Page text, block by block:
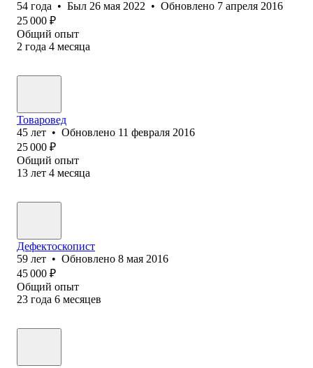
54 года • Был 26 мая 2022 • Обновлено 7 апреля 2016
25 000 ₽
Общий опыт
2 года 4 месяца
Товаровед
45 лет • Обновлено 11 февраля 2016
25 000 ₽
Общий опыт
13 лет 4 месяца
Дефектоскопист
59 лет • Обновлено 8 мая 2016
45 000 ₽
Общий опыт
23 года 6 месяцев